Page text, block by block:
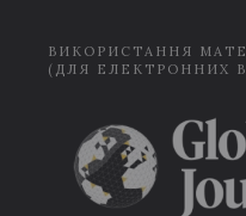
ВИКОРИСТАННЯ
(ДЛЯ ЕЛЕКТРОННИХ